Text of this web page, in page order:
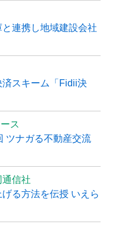
連携し地域建設会社
スキーム「Fidii決
ス
ツナガる不動産交流
信社
る方法を伝授 いえら